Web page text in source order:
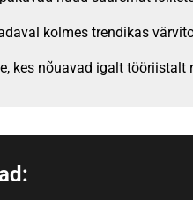
kolmes trendikas
kes nõuavad igalt tööriistalt